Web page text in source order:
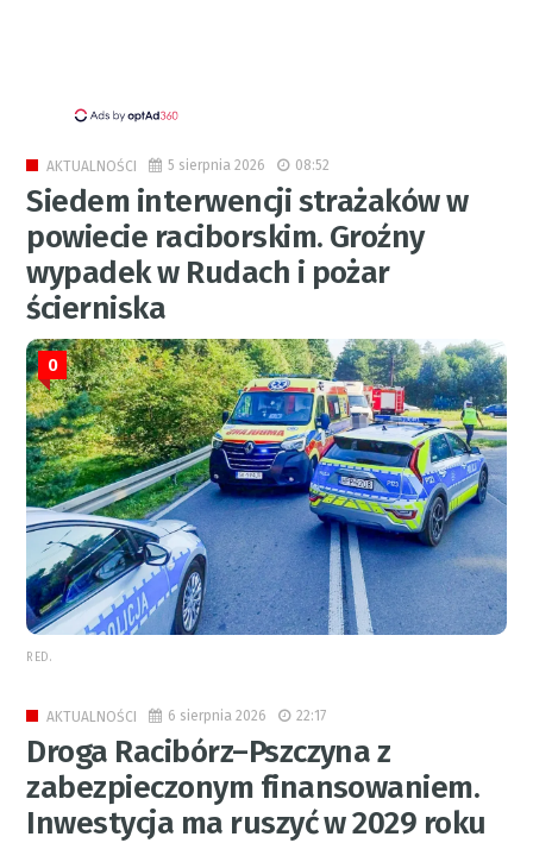
AKTUALNOŚCI 5 sierpnia 2026 08:52
Siedem interwencji strażaków w
powiecie raciborskim. Groźny
wypadek w Rudach i pożar
ścierniska
0
RED.
AKTUALNOŚCI 6 sierpnia 2026 22:17
Droga Racibórz–Pszczyna z
zabezpieczonym finansowaniem.
Inwestycja ma ruszyć w 2029 roku